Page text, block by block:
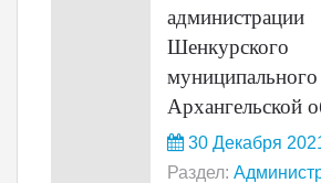
администрации
Шенкурского
муниципального
Архангельской
30 Декабря
Раздел: